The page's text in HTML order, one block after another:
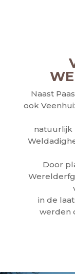
Naast
ook
natuurlijk
Door
in de
werden